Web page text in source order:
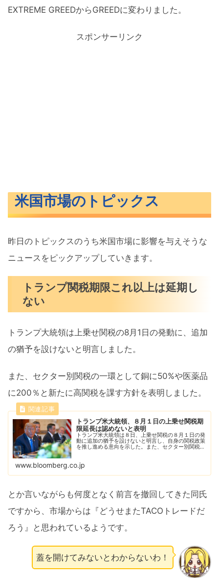
EXTREME GREEDからGREEDに変わりました。
スポンサーリンク
米国市場のトピックス
昨日のトピックスのうち米国市場に影響を与えそうな
ニュースをピックアップしていきます。
トランプ関税期限これ以上は延期し
ない
トランプ大統領は上乗せ関税の8月1日の発動に、追加
の猶予を設けないと明言しました。
また、セクター別関税の一環として銅に50%や医薬品
に200％と新たに高関税を課す方針を表明しました。
トランプ米大統領、８月１日の上乗せ関税期
限延長は認めないと表明
トランプ米大統領は８日、上乗せ関税の８月１日の発
動に追加の猶予を設けないと明言し、自身の関税政策
を推し進める意向を示した。また、セクター別関税の
www.bloomberg.co.jp
とか言いながらも何度となく前言を撤回してきた同氏
ですから、市場からは『どうせまたTACOトレードだ
ろう』と思われているようです。
蓋を開けてみないとわからないわ！